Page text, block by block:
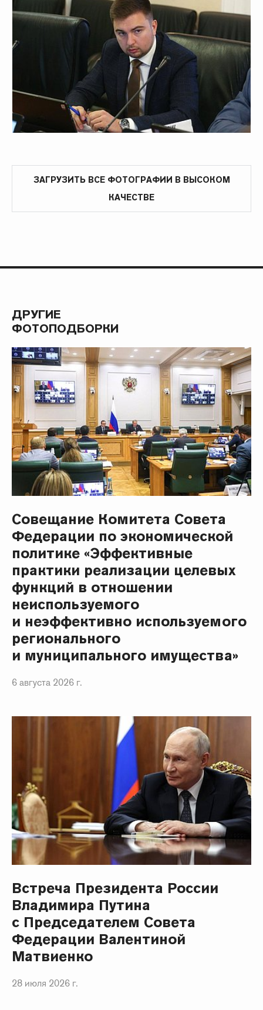
ЗАГРУЗИТЬ ВСЕ ФОТОГРАФИИ В ВЫСОКОМ
КАЧЕСТВЕ
ДРУГИЕ
ФОТОПОДБОРКИ
Совещание Комитета Совета
Федерации по экономической
политике «Эффективные
практики реализации целевых
функций в отношении
неиспользуемого
и неэффективно используемого
регионального
и муниципального имущества»
6 августа 2026 г.
Встреча Президента России
Владимира Путина
с Председателем Совета
Федерации Валентиной
Матвиенко
28 июля 2026 г.